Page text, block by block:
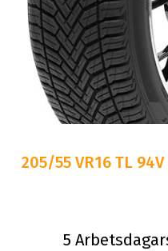
205/55 VR16 TL 94V
5